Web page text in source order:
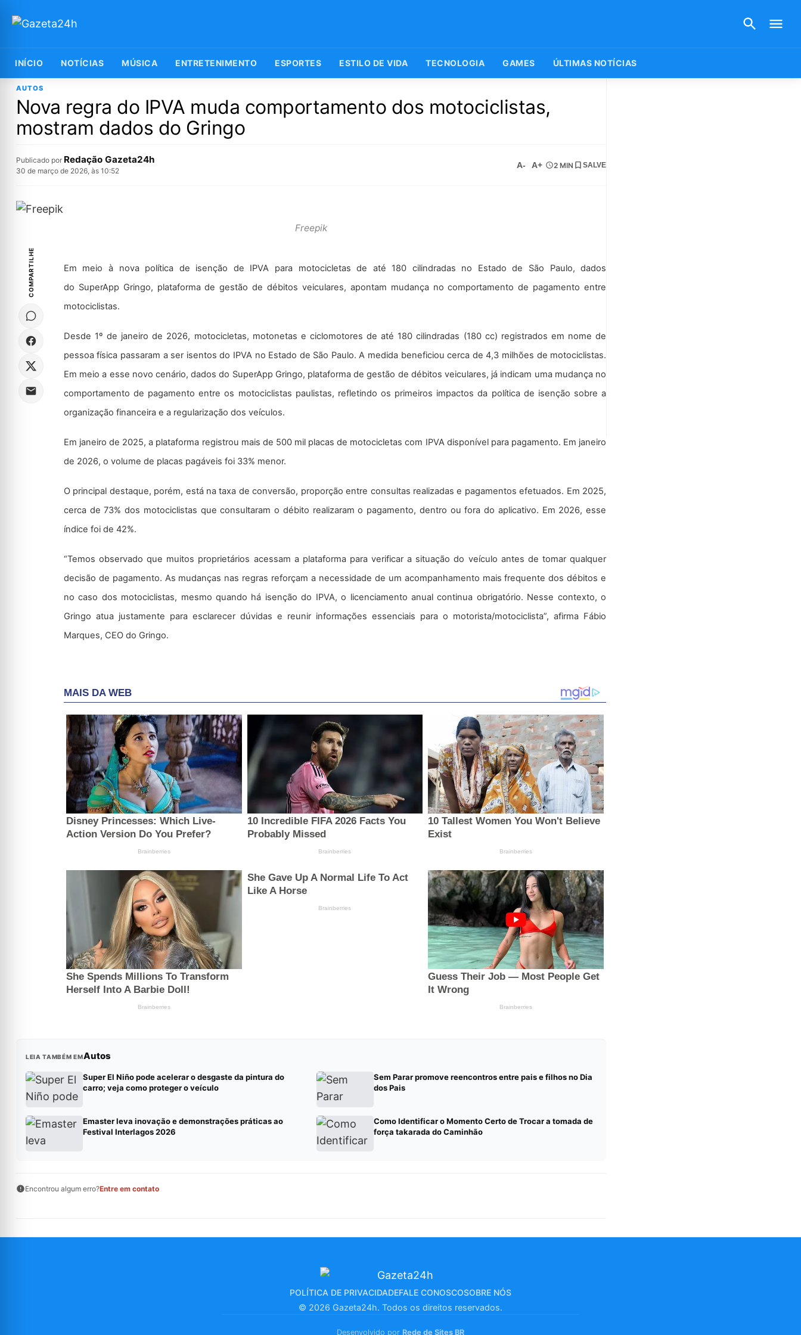
INÍCIO NOTÍCIAS MÚSICA ENTRETENIMENTO ESPORTES ESTILO DE VIDA TECNOLOGIA GAMES ÚLTIMAS NOTÍCIAS
AUTOS
Nova regra do IPVA muda comportamento dos motociclistas,
mostram dados do Gringo
Publicado por Redação Gazeta24h
30 de março de 2026, às 10:52
A- A+ 2 MIN SALVE
Freepik
COMPARTILHE
Em meio à nova política de isenção de IPVA para motocicletas de até 180 cilindradas no Estado de São Paulo, dados
do SuperApp Gringo, plataforma de gestão de débitos veiculares, apontam mudança no comportamento de pagamento entre
motociclistas.
Desde 1º de janeiro de 2026, motocicletas, motonetas e ciclomotores de até 180 cilindradas (180 cc) registrados em nome de
pessoa física passaram a ser isentos do IPVA no Estado de São Paulo. A medida beneficiou cerca de 4,3 milhões de motociclistas.
Em meio a esse novo cenário, dados do SuperApp Gringo, plataforma de gestão de débitos veiculares, já indicam uma mudança no
comportamento de pagamento entre os motociclistas paulistas, refletindo os primeiros impactos da política de isenção sobre a
organização financeira e a regularização dos veículos.
Em janeiro de 2025, a plataforma registrou mais de 500 mil placas de motocicletas com IPVA disponível para pagamento. Em janeiro
de 2026, o volume de placas pagáveis foi 33% menor.
O principal destaque, porém, está na taxa de conversão, proporção entre consultas realizadas e pagamentos efetuados. Em 2025,
cerca de 73% dos motociclistas que consultaram o débito realizaram o pagamento, dentro ou fora do aplicativo. Em 2026, esse
índice foi de 42%.
“Temos observado que muitos proprietários acessam a plataforma para verificar a situação do veículo antes de tomar qualquer
decisão de pagamento. As mudanças nas regras reforçam a necessidade de um acompanhamento mais frequente dos débitos e
no caso dos motociclistas, mesmo quando há isenção do IPVA, o licenciamento anual continua obrigatório. Nesse contexto, o
Gringo atua justamente para esclarecer dúvidas e reunir informações essenciais para o motorista/motociclista”, afirma Fábio
Marques, CEO do Gringo.
LEIA TAMBÉM EMAutos
Super El Niño pode acelerar o desgaste da pintura do
carro; veja como proteger o veículo
Sem Parar promove reencontros entre pais e filhos no Dia
dos Pais
Emaster leva inovação e demonstrações práticas ao
Festival Interlagos 2026
Como Identificar o Momento Certo de Trocar a tomada de
força takarada do Caminhão
Encontrou algum erro?Entre em contato
POLÍTICA DE PRIVACIDADEFALE CONOSCOSOBRE NÓS
© 2026 Gazeta24h. Todos os direitos reservados.
Desenvolvido por Rede de Sites BR